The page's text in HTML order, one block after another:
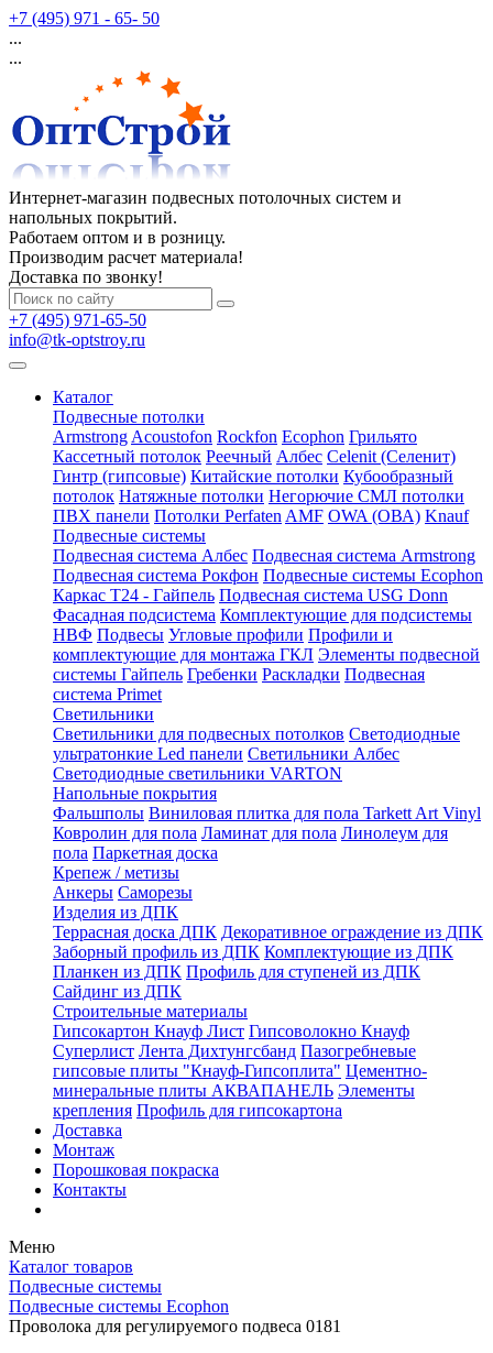
+7 (495) 971 - 65- 50
...
...
Интернет-магазин подвесных потолочных систем и
напольных покрытий.
Работаем оптом и в розницу.
Производим расчет материала!
Доставка по звонку!
+7 (495) 971-65-50
info@tk-optstroy.ru
Каталог
Подвесные потолки
Armstrong Acoustofon Rockfon Ecophon Грильято
Кассетный потолок Реечный Албес Celenit (Селенит)
Гинтр (гипсовые) Китайские потолки Кубообразный
потолок Натяжные потолки Негорючие СМЛ потолки
ПВХ панели Потолки Perfaten AMF OWA (ОВА) Knauf
Подвесные системы
Подвесная система Албес Подвесная система Armstrong
Подвесная система Рокфон Подвесные системы Ecophon
Каркас Т24 - Гайпель Подвесная система USG Donn
Фасадная подсистема Комплектующие для подсистемы
НВФ Подвесы Угловые профили Профили и
комплектующие для монтажа ГКЛ Элементы подвесной
системы Гайпель Гребенки Раскладки Подвесная
система Primet
Светильники
Светильники для подвесных потолков Светодиодные
ультратонкие Led панели Светильники Албес
Светодиодные светильники VARTON
Напольные покрытия
Фальшполы Виниловая плитка для пола Tarkett Art Vinyl
Ковролин для пола Ламинат для пола Линолеум для
пола Паркетная доска
Крепеж / метизы
Анкеры Саморезы
Изделия из ДПК
Террасная доска ДПК Декоративное ограждение из ДПК
Заборный профиль из ДПК Комплектующие из ДПК
Планкен из ДПК Профиль для ступеней из ДПК
Сайдинг из ДПК
Строительные материалы
Гипсокартон Кнауф Лист Гипсоволокно Кнауф
Суперлист Лента Дихтунгсбанд Пазогребневые
гипсовые плиты "Кнауф-Гипсоплита" Цементно-
минеральные плиты АКВАПАНЕЛЬ Элементы
крепления Профиль для гипсокартона
Доставка
Монтаж
Порошковая покраска
Контакты
Меню
Каталог товаров
Подвесные системы
Подвесные системы Ecophon
Проволока для регулируемого подвеса 0181